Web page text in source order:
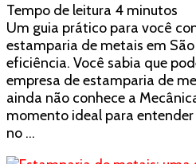
a
de
em
Tempo de leitura 4 minutos
Um guia prático para você
estamparia de metais em
eficiência. Você sabia que
empresa de estamparia de
ainda não conhece a
momento ideal para
no …